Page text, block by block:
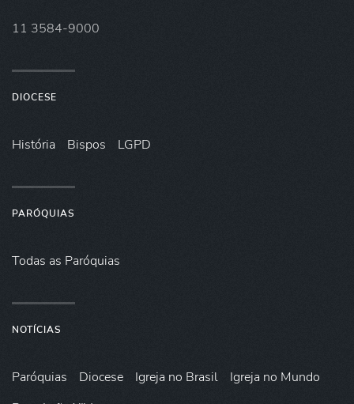
11 3584-9000
DIOCESE
História Bispos LGPD
PARÓQUIAS
Todas as Paróquias
NOTÍCIAS
Paróquias Diocese Igreja no Brasil
Igreja no Mundo